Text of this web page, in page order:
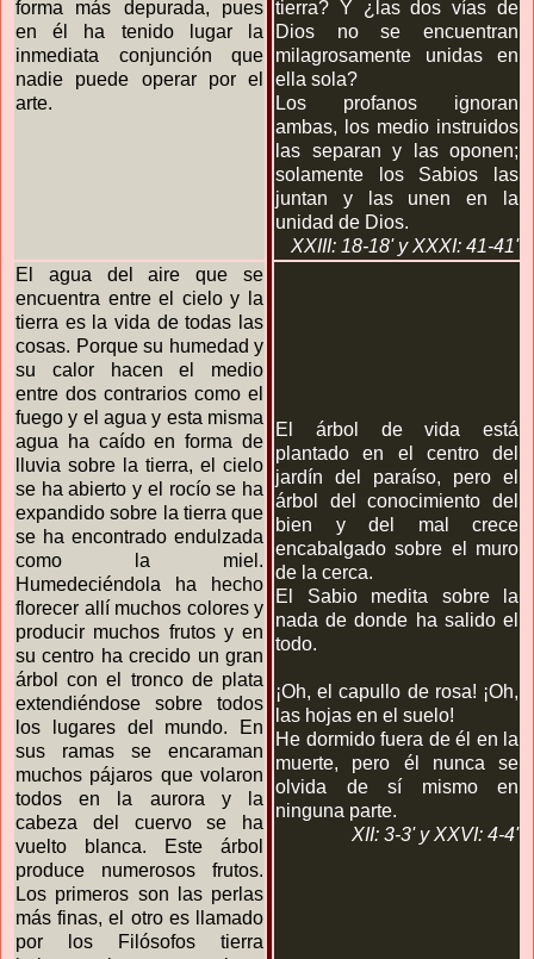
forma más depurada, pues
en él ha tenido lugar la
inmediata conjunción que
nadie puede operar por el
arte.
tierra? Y ¿las dos vías de
Dios no se encuentran
milagrosamente unidas en
ella sola?
Los profanos ignoran
ambas, los medio instruidos
las separan y las oponen;
solamente los Sabios las
juntan y las unen en la
unidad de Dios.
XXIII: 18-18' y XXXI: 41-41'
El agua del aire que se
encuentra entre el cielo y la
tierra es la vida de todas las
cosas. Porque su humedad y
su calor hacen el medio
entre dos contrarios como el
fuego y el agua y esta misma
agua ha caído en forma de
lluvia sobre la tierra, el cielo
se ha abierto y el rocío se ha
expandido sobre la tierra que
se ha encontrado endulzada
como la miel.
Humedeciéndola ha hecho
florecer allí muchos colores y
producir muchos frutos y en
su centro ha crecido un gran
árbol con el tronco de plata
extendiéndose sobre todos
los lugares del mundo. En
sus ramas se encaraman
muchos pájaros que volaron
todos en la aurora y la
cabeza del cuervo se ha
vuelto blanca. Este árbol
produce numerosos frutos.
Los primeros son las perlas
más finas, el otro es llamado
por los Filósofos tierra
El árbol de vida está
plantado en el centro del
jardín del paraíso, pero el
árbol del conocimiento del
bien y del mal crece
encabalgado sobre el muro
de la cerca.
El Sabio medita sobre la
nada de donde ha salido el
todo.
¡Oh, el capullo de rosa! ¡Oh,
las hojas en el suelo!
He dormido fuera de él en la
muerte, pero él nunca se
olvida de sí mismo en
ninguna parte.
XII: 3-3' yXXVI: 4-4'